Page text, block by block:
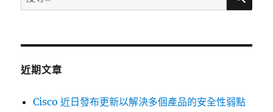
尋
鍵
近期文章
Cisco 近日發布更新以解決多個產品的安全性弱點